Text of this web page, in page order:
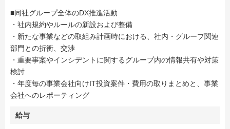
■同社グループ全体のDX推進活動
・社内規約やルールの新設および整備
・新たな事業などの取組み計画時における、社内・グループ関連
部門との折衝、交渉
・重要事案やインシデントに関するグループ内の情報共有や対策
検討
・年度毎の事業会社向けIT投資案件・費用の取りまとめと、事業
会社へのレポーティング
給与